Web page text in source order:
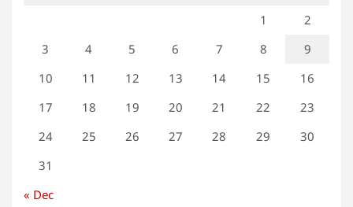
1
2
3
4 5 6 7 8
9
10
11 12 13 14 15
16
17
18 19 20 21 22
23
24
25 26 27 28 29
30
31
« Dec